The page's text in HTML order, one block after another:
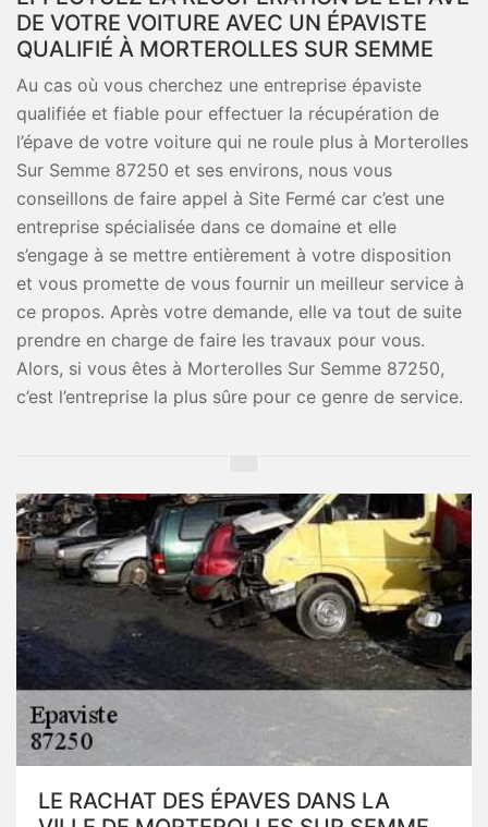
DE VOTRE VOITURE AVEC UN ÉPAVISTE
QUALIFIÉ À MORTEROLLES SUR SEMME
Au cas où vous cherchez une entreprise épaviste
qualifiée et fiable pour effectuer la récupération de
l’épave de votre voiture qui ne roule plus à Morterolles
Sur Semme 87250 et ses environs, nous vous
conseillons de faire appel à Site Fermé car c’est une
entreprise spécialisée dans ce domaine et elle
s’engage à se mettre entièrement à votre disposition
et vous promette de vous fournir un meilleur service à
ce propos. Après votre demande, elle va tout de suite
prendre en charge de faire les travaux pour vous.
Alors, si vous êtes à Morterolles Sur Semme 87250,
c’est l’entreprise la plus sûre pour ce genre de service.
LE RACHAT DES ÉPAVES DANS LA